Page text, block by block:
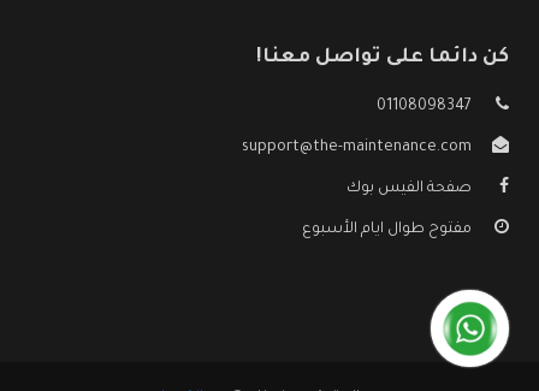
كن دائما على تواصل معنا!
01108098347
support@the-maintenance.com
صفحة الفيس بوك
مفتوح طوال ايام الأسبوع